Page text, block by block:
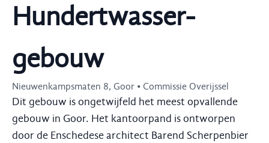
Hundertwasser-
gebouw
Nieuwenkampsmaten 8, Goor • Commissie Overijssel
Dit gebouw is ongetwijfeld het meest opvallende
gebouw in Goor. Het kantoorpand is ontworpen
door de Enschedese architect Barend Scherpenbier